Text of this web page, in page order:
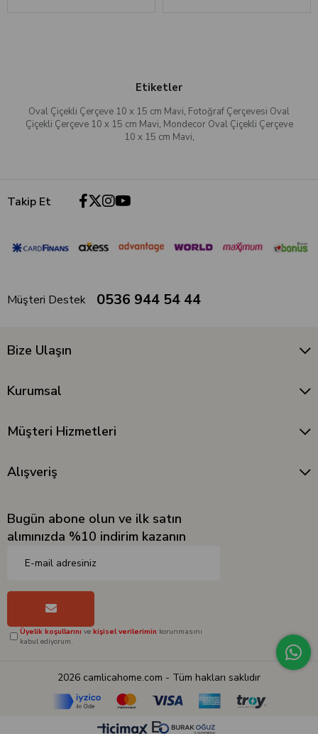
Etiketler
Oval Çiçekli Çerçeve 10 x 15 cm Mavi, Fotoğraf Çerçevesi Oval
Çiçekli Çerçeve 10 x 15 cm Mavi, Mondecor Oval Çiçekli Çerçeve
10 x 15 cm Mavi,
Takip Et
Müşteri Destek 0536 944 54 44
Bize Ulaşın
Kurumsal
Müşteri Hizmetleri
Alışveriş
Bugün abone olun ve ilk satın
alımınızda %10 indirim kazanın
Üyelik koşullarını ve kişisel verilerimin korunmasını
kabul ediyorum.
2026 camlicahome.com - Tüm hakları saklıdır